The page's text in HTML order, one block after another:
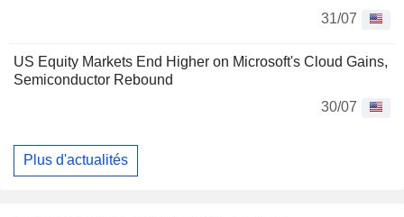
31/07
US Equity Markets End Higher on Microsoft's Cloud Gains,
Semiconductor Rebound
30/07
Plus d'actualités